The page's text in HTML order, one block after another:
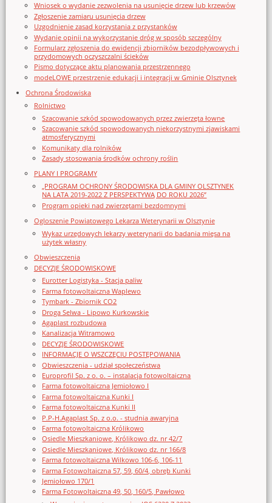
Wniosek o wydanie zezwolenia na usunięcie drzew lub krzewów
Zgłoszenie zamiaru usunięcia drzew
Uzgodnienie zasad korzystania z przystanków
Wydanie opinii na wykorzystanie dróg w sposób szczególny
Formularz zgłoszenia do ewidencji zbiorników bezodpływowych i
przydomowych oczyszczalni ścieków
Pismo dotyczące aktu planowania przestrzennego
modeLOWE przestrzenie edukacji i integracji w Gminie Olsztynek
Ochrona Środowiska
Rolnictwo
Szacowanie szkód spowodowanych przez zwierzęta łowne
Szacowanie szkód spowodowanych niekorzystnymi zjawiskami
atmosferycznymi
Komunikaty dla rolników
Zasady stosowania środków ochrony roślin
PLANY I PROGRAMY
„PROGRAM OCHRONY ŚRODOWISKA DLA GMINY OLSZTYNEK
NA LATA 2019-2022 Z PERSPEKTYWĄ DO ROKU 2026”
Program opieki nad zwierzętami bezdomnymi
Ogloszenie Powiatowego Lekarza Weterynarii w Olsztynie
Wykaz urzędowych lekarzy weterynarii do badania mięsa na
użytek własny
Obwieszczenia
DECYZJE ŚRODOWISKOWE
Eurotter Logistyka - Stacja paliw
Farma fotowoltaiczna Waplewo
Tymbark - Zbiornik CO2
Droga Selwa - Lipowo Kurkowskie
Agaplast rozbudowa
Kanalizacja Witramowo
DECYZJE ŚRODOWISKOWE
INFORMACJE O WSZCZĘCIU POSTĘPOWANIA
Obwieszczenia - udział społeczeństwa
Europrofil Sp. z o. o. – instalacja fotowoltaiczna
Farma fotowoltaiczna Jemiołowo I
Farma fotowoltaiczna Kunki I
Farma fotowoltaiczna Kunki II
P.P-H.Agaplast Sp. z o.o. - studnia awaryjna
Farma fotowoltaiczna Królikowo
Osiedle Mieszkaniowe, Królikowo dz. nr 42/7
Osiedle Mieszkaniowe, Królikowo dz. nr 166/8
Farma fotowoltaiczna Wilkowo 106-6, 106-11
Farma Fotowoltaiczna 57, 59, 60/4, obręb Kunki
Jemiołowo 170/1
Farma Fotowoltaiczna 49, 50, 160/5, Pawłowo